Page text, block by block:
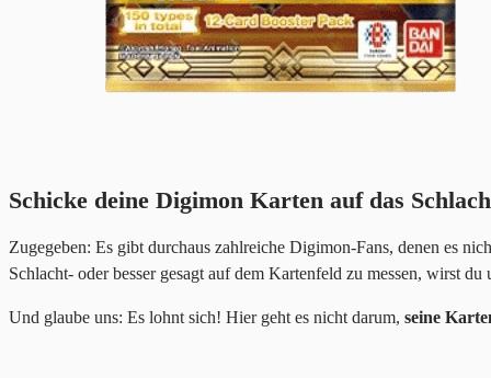
Schicke deine Digimon Karten auf das
Zugegeben: Es gibt durchaus zahlreiche Digimon-Fans, denen es
Schlacht- oder besser gesagt auf dem Kartenfeld zu messen, wirst
Und glaube uns: Es lohnt sich! Hier geht es nicht darum, seine